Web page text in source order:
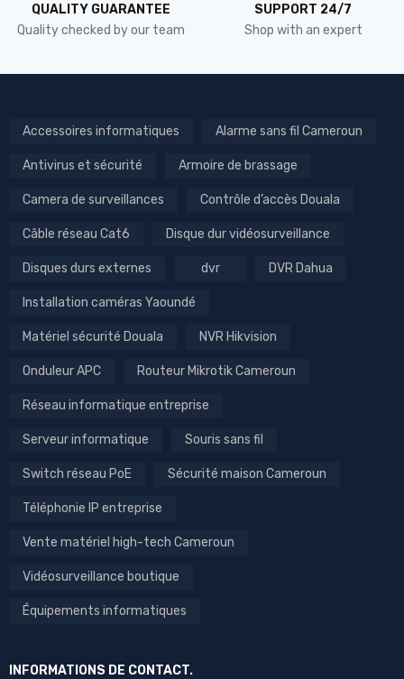
QUALITY GUARANTEE
Quality checked by our team
SUPPORT 24/7
Shop with an expert
Accessoires informatiques Alarme sans fil Cameroun
Antivirus et sécurité Armoire de brassage
Camera de surveillances Contrôle d’accès Douala
Câble réseau Cat6 Disque dur vidéosurveillance
Disques durs externes dvr DVR Dahua
Installation caméras Yaoundé
Matériel sécurité Douala NVR Hikvision
Onduleur APC Routeur Mikrotik Cameroun
Réseau informatique entreprise
Serveur informatique Souris sans fil
Switch réseau PoE Sécurité maison Cameroun
Téléphonie IP entreprise
Vente matériel high-tech Cameroun
Vidéosurveillance boutique
Équipements informatiques
INFORMATIONS DE CONTACT.